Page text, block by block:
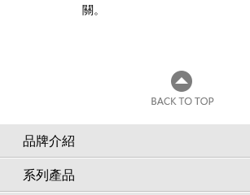
關。
品牌介紹
系列產品